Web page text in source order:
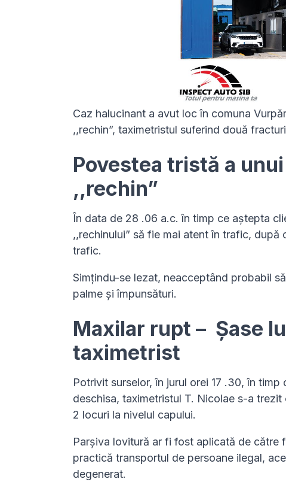
Caz halucinant a avut loc în comuna
,,rechin”, taximetristul suferind două
Povestea tristă a
,,rechin”
În data de 28 .06 a.c. în timp ce aștepta
,,rechinului” să fie mai atent în trafic,
trafic.
Simțindu-se lezat, neacceptând probabil
palme și împunsături.
Maxilar rupt – Șase
taximetrist
Potrivit surselor, în jurul orei 17 .30, în
deschisa, taximetristul T. Nicolae s-a
2 locuri la nivelul capului.
Parșiva lovitură ar fi fost aplicată de către
practică transportul de persoane ilegal,
degenerat.